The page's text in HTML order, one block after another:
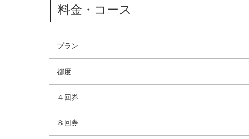
料金・コース
プラン
都度
４回券
８回券